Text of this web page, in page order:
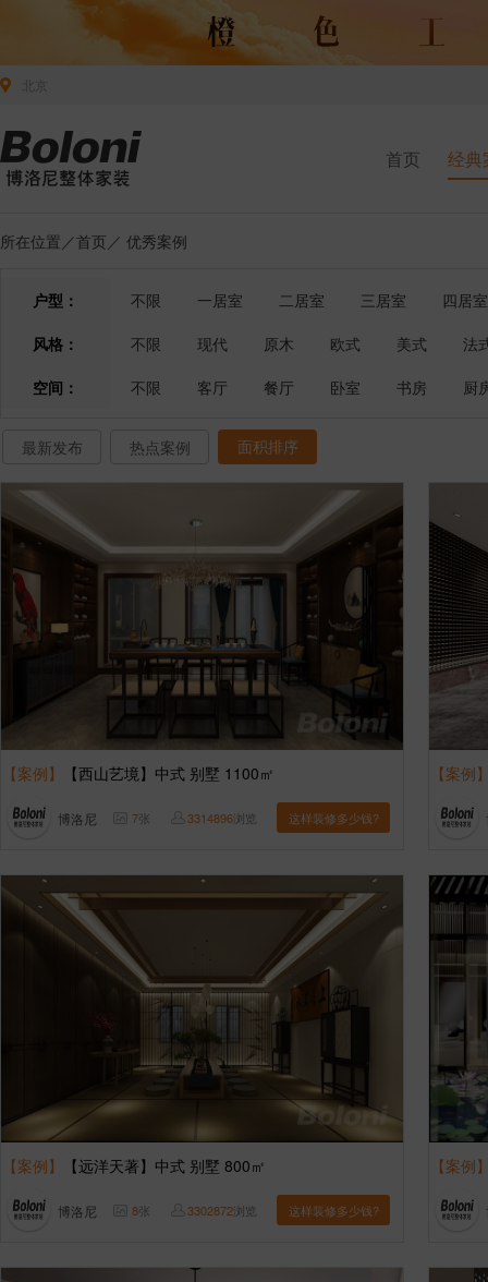
首页 经典
所在位置／首页 ／ 优秀案例
户型： 不限 一居室 二居室 三居室
四居室
风格：
不限 现代 原木 欧式 美式
法
空间：
不限 客厅 餐厅 卧室 书房 厨
最新发布 热点案例 面积排序
【案例】 【西山艺境】中式 别墅 1100㎡
博洛尼 7张 3314896浏览 这样装修多少钱?
【案例
【案例】 【远洋天著】中式 别墅 800㎡
博洛尼 8张 3302872浏览 这样装修多少钱?
【案例